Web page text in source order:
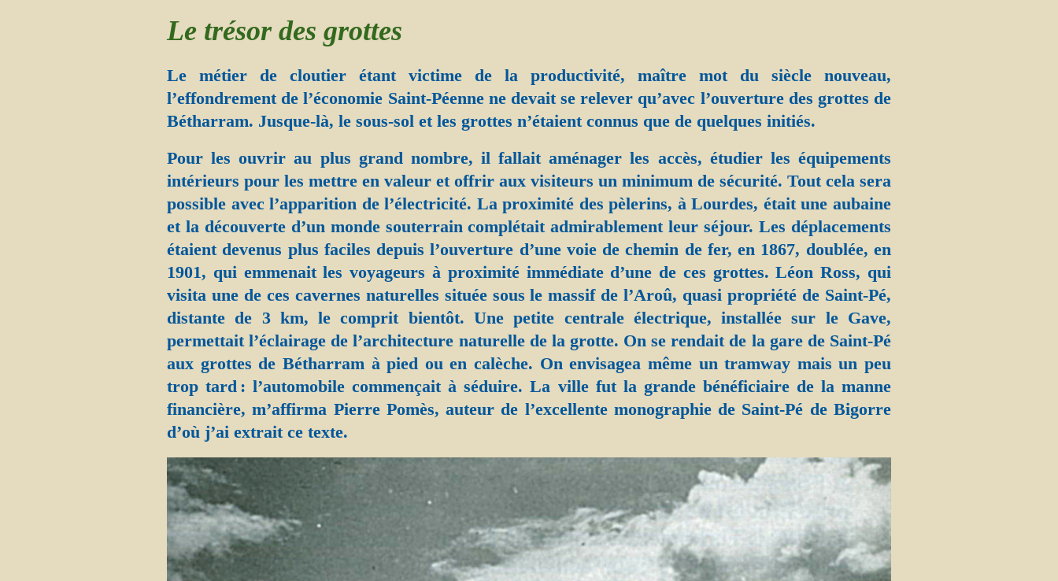
Le trésor des grottes
Le métier de cloutier étant victime de la productivité, maître mot du siècle nouveau,
l’effondrement de l’économie Saint-Péenne ne devait se relever qu’avec l’ouverture des grottes de
Bétharram. Jusque-là, le sous-sol et les grottes n’étaient connus que de quelques initiés.
Pour les ouvrir au plus grand nombre, il fallait aménager les accès, étudier les équipements
intérieurs pour les mettre en valeur et offrir aux visiteurs un minimum de sécurité. Tout cela sera
possible avec l’apparition de l’électricité. La proximité des pèlerins, à Lourdes, était une aubaine
et la découverte d’un monde souterrain complétait admirablement leur séjour. Les déplacements
étaient devenus plus faciles depuis l’ouverture d’une voie de chemin de fer, en 1867, doublée, en
1901, qui emmenait les voyageurs à proximité immédiate d’une de ces grottes. Léon Ross, qui
visita une de ces cavernes naturelles située sous le massif de l’Aroû, quasi propriété de Saint-Pé,
distante de 3 km, le comprit bientôt. Une petite centrale électrique, installée sur le Gave,
permettait l’éclairage de l’architecture naturelle de la grotte. On se rendait de la gare de Saint-Pé
aux grottes de Bétharram à pied ou en calèche. On envisagea même un tramway mais un peu
trop tard : l’automobile commençait à séduire. La ville fut la grande bénéficiaire de la manne
financière, m’affirma Pierre Pomès, auteur de l’excellente monographie de Saint-Pé de Bigorre
d’où j’ai extrait ce texte.